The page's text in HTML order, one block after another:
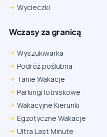
Wycieczki
Wczasy za granicą
Wyszukiwarka
Podróż poślubna
Tanie Wakacje
Parkingi lotniskowe
Wakacyjne Kierunki
Egzotyczne Wakacje
Ultra Last Minute